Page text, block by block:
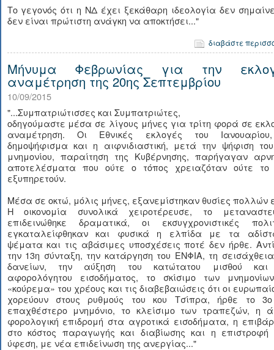
Το γεγονός ότι η ΝΔ έχει ξεκάθαρη ιδεολογία δεν
δεν είναι πρώτιστη ανάγκη να αποκτήσει..."
διαβάστε
Μήνυμα Φεβρωνίας για την
αναμέτρηση της 20ης Σεπτεμβρίου
10/09/2015
"...Συμπατριώτισσες και Συμπατριώτες,
οδηγούμαστε μέσα σε λίγους μήνες για τρίτη φορά σε
αναμέτρηση. Οι Εθνικές εκλογές του
δημοψήφισμα και η αιφνιδιαστική, μετά την ψήφιση
μνημονίου, παραίτηση της Κυβέρνησης, παρήγαγαν
αποτελέσματα που ούτε ο τόπος χρειαζόταν ούτε
εξυπηρετούν.
Μέσα σε οκτώ, μόλις μήνες, εξανεμίστηκαν θυσίες πολλών
Η οικονομία συνολικά χειροτέρευσε, το
επιδεινώθηκε δραματικά, οι εκσυγχρονιστικές
εγκαταλείφθηκαν και φυσικά η ελπίδα με τα
ψέματα και τις αβάσιμες υποσχέσεις ποτέ δεν ήρθε.
την 13η σύνταξη, την κατάργηση του ΕΝΦΙΑ, τη
δανείων, την αύξηση του κατώτατου μισθού και
αφορολόγητου εισοδήματος, το σκίσιμο των
«κούρεμα» του χρέους και τις διαβεβαιώσεις ότι οι
χορεύουν στους ρυθμούς του κου Τσίπρα, ήρθε το
επαχθέστερο μνημόνιο, το κλείσιμο των τραπεζών, η
φορολογική επιδρομή στα αγροτικά εισοδήματα, η
στο κόστος παραγωγής και διαβίωσης και η επιστροφή
ύφεση, με νέα επιδείνωση της ανεργίας..."